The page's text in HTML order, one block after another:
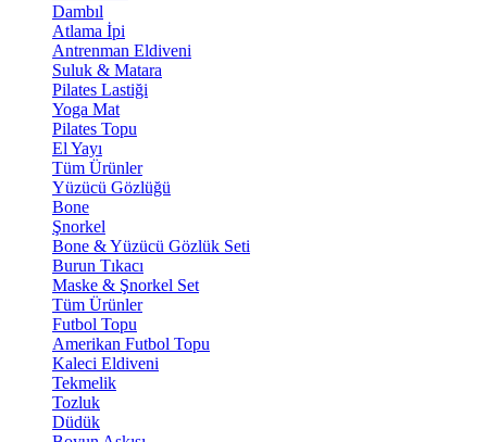
Dambıl
Atlama İpi
Antrenman Eldiveni
Suluk & Matara
Pilates Lastiği
Yoga Mat
Pilates Topu
El Yayı
Tüm Ürünler
Yüzücü Gözlüğü
Bone
Şnorkel
Bone & Yüzücü Gözlük Seti
Burun Tıkacı
Maske & Şnorkel Set
Tüm Ürünler
Futbol Topu
Amerikan Futbol Topu
Kaleci Eldiveni
Tekmelik
Tozluk
Düdük